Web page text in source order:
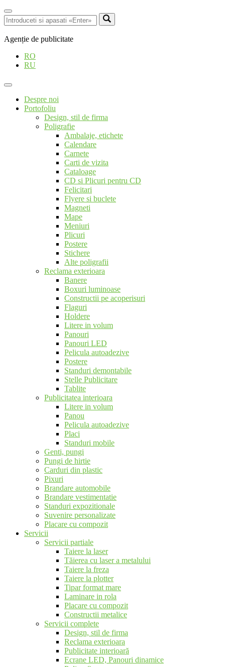
Agenție de publicitate
RO
RU
Despre noi
Portofoliu
Design, stil de firma
Poligrafie
Ambalaje, etichete
Calendare
Carnete
Carti de vizita
Cataloage
CD si Plicuri pentru CD
Felicitari
Flyere si buclete
Magneti
Mape
Meniuri
Plicuri
Postere
Stichere
Alte poligrafii
Reclama exterioara
Banere
Boxuri luminoase
Constructii pe acoperisuri
Flaguri
Holdere
Litere in volum
Panouri
Panouri LED
Pelicula autoadezive
Postere
Standuri demontabile
Stelle Publicitare
Tablite
Publicitatea interioara
Litere in volum
Panou
Pelicula autoadezive
Placi
Standuri mobile
Genti, pungi
Pungi de hirtie
Carduri din plastic
Pixuri
Brandare automobile
Brandare vestimentatie
Standuri expozitionale
Suvenire personalizate
Placare cu compozit
Servicii
Servicii partiale
Taiere la laser
Tăierea cu laser a metalului
Taiere la freza
Taiere la plotter
Tipar format mare
Laminare in rola
Placare cu compozit
Constructii metalice
Servicii complete
Design, stil de firma
Reclama exterioara
Publicitate interioară
Ecrane LED, Panouri dinamice